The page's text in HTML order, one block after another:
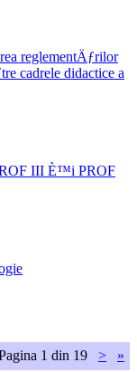
reglementÄƒrilor
cadrele didactice a
III È™i PROF
1 din 19 > »